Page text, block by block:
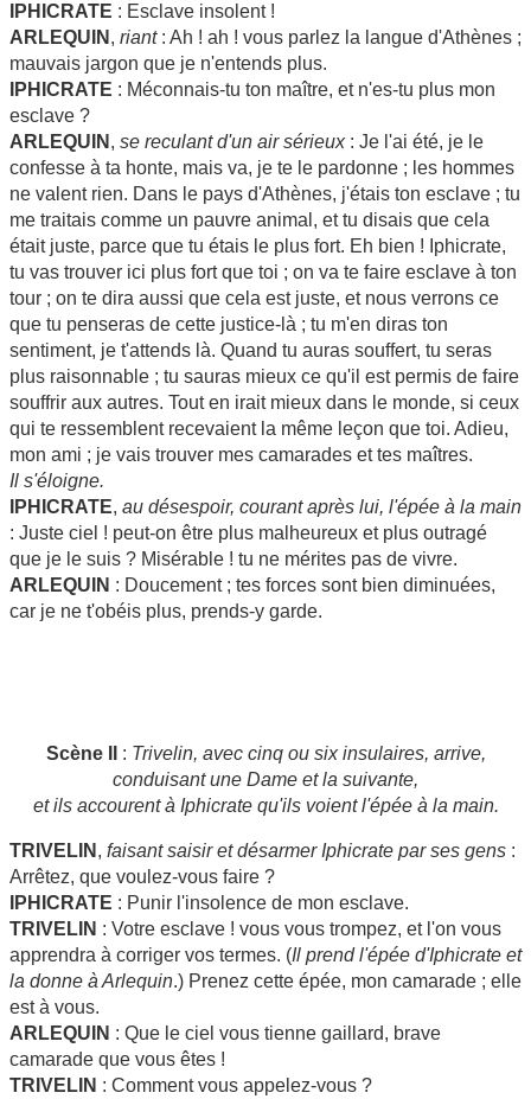
IPHICRATE : Esclave insolent !
ARLEQUIN , riant : Ah ! ah ! vous parlez la langue d'Athènes ;
mauvais jargon que je n'entends plus.
IPHICRATE : Méconnais-tu ton maître, et n'es-tu plus mon
esclave ?
ARLEQUIN , se reculant d'un air sérieux: Je l'ai été, je le
confesse à ta honte, mais va, je te le pardonne ; les hommes
ne valent rien. Dans le pays d'Athènes, j'étais ton esclave ; tu
me traitais comme un pauvre animal, et tu disais que cela
était juste, parce que tu étais le plus fort. Eh bien ! Iphicrate,
tu vas trouver ici plus fort que toi ; on va te faire esclave à ton
tour ; on te dira aussi que cela est juste, et nous verrons ce
que tu penseras de cette justice-là ; tu m'en diras ton
sentiment, je t'attends là. Quand tu auras souffert, tu seras
plus raisonnable ; tu sauras mieux ce qu'il est permis de faire
souffrir aux autres. Tout en irait mieux dans le monde, si ceux
qui te ressemblent recevaient la même leçon que toi. Adieu,
mon ami ; je vais trouver mes camarades et tes maîtres.
Il s'éloigne.
IPHICRATE, au désespoir, courant après lui, l'épée à la main
: Juste ciel ! peut-on être plus malheureux et plus outragé
que je le suis ? Misérable ! tu ne mérites pas de vivre.
ARLEQUIN : Doucement ; tes forces sont bien diminuées,
car je ne t'obéis plus, prends-y garde.
Scène II : Trivelin, avec cinq ou six insulaires, arrive,
conduisant une Dame et la suivante,
et ils accourent à Iphicrate qu'ils voient l'épée à la main.
TRIVELIN , faisant saisir et désarmer Iphicrate par ses gens :
Arrêtez, que voulez-vous faire ?
IPHICRATE : Punir l'insolence de mon esclave.
TRIVELIN : Votre esclave ! vous vous trompez, et l'on vous
apprendra à corriger vos termes. (Il prend l'épée d'Iphicrate et
la donne à Arlequin.) Prenez cette épée, mon camarade ; elle
est à vous.
ARLEQUIN : Que le ciel vous tienne gaillard, brave
camarade que vous êtes !
TRIVELIN : Comment vous appelez-vous ?